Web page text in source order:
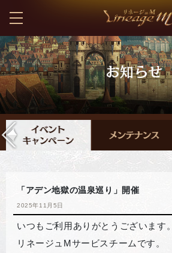
「アデン地獄の温泉巡り」開催
2025年11月5日
いつもご利用ありがとうございます。
リネージュMサービスチームです。